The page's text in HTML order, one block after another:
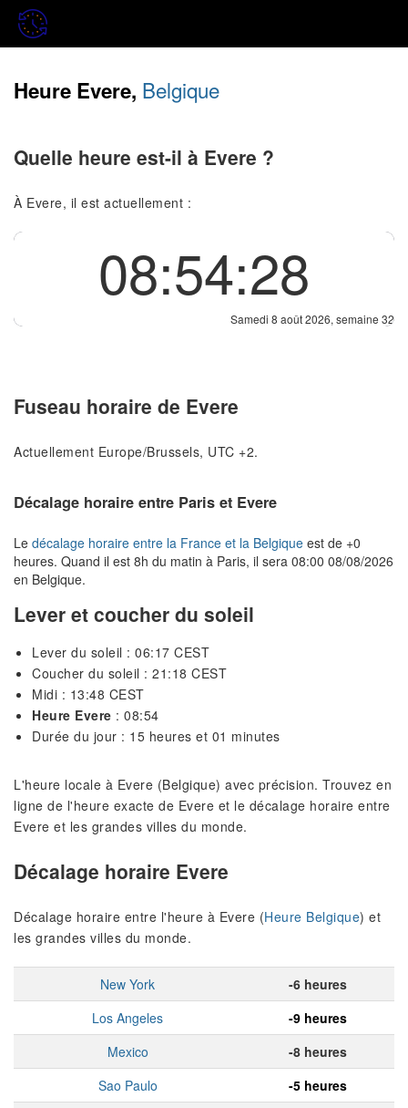
Heure Evere, Belgique
Quelle heure est-il à Evere ?
À Evere, il est actuellement :
08:54:28
Samedi 8 août 2026, semaine 32
Fuseau horaire de Evere
Actuellement Europe/Brussels, UTC +2.
Décalage horaire entre Paris et Evere
Le décalage horaire entre la France et la Belgique est de +0
heures. Quand il est 8h du matin à Paris, il sera 08:00 08/08/2026
en Belgique.
Lever et coucher du soleil
Lever du soleil : 06:17 CEST
Coucher du soleil : 21:18 CEST
Midi : 13:48 CEST
Heure Evere : 08:54
Durée du jour : 15 heures et 01 minutes
L'heure locale à Evere (Belgique) avec précision. Trouvez en
ligne de l'heure exacte de Evere et le décalage horaire entre
Evere et les grandes villes du monde.
Décalage horaire Evere
Décalage horaire entre l'heure à Evere (Heure Belgique) et
les grandes villes du monde.
New York
-6 heures
Los Angeles
-9 heures
Mexico
-8 heures
Sao Paulo
-5 heures